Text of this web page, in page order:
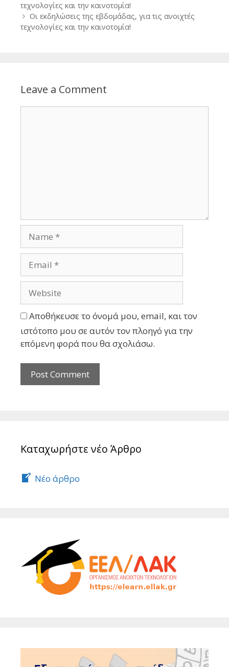
navigation
τεχνολογίες και την καινοτομία!
Οι εκδηλώσεις της εβδομάδας, για τις ανοιχτές
τεχνολογίες και την καινοτομία!
Leave a Comment
Αποθήκευσε το όνομά μου, email, και τον
ιστότοπο μου σε αυτόν τον πλοηγό για την
επόμενη φορά που θα σχολιάσω.
Καταχωρήστε νέο Άρθρο
Νέο άρθρο